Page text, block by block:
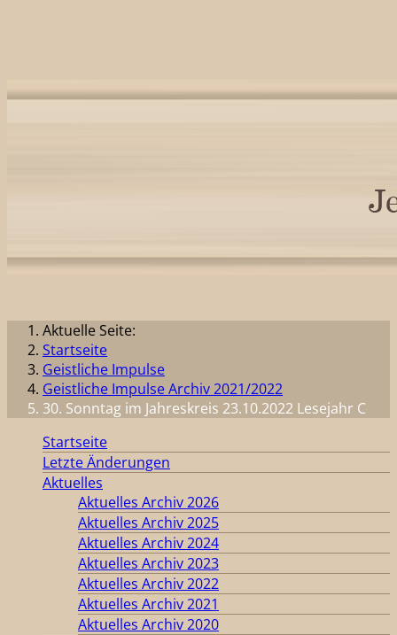
Aktuelle Seite:
Startseite
Geistliche Impulse
Geistliche Impulse Archiv 2021/2022
30. Sonntag im Jahreskreis 23.10.2022 Lesejahr C
Startseite
Letzte Änderungen
Aktuelles
Aktuelles Archiv 2026
Aktuelles Archiv 2025
Aktuelles Archiv 2024
Aktuelles Archiv 2023
Aktuelles Archiv 2022
Aktuelles Archiv 2021
Aktuelles Archiv 2020